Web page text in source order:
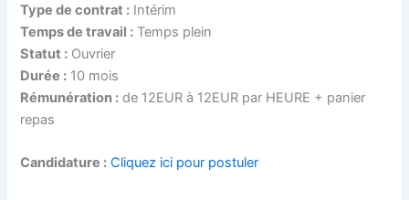
Type de contrat : Intérim
Temps de travail : Temps plein
Statut : Ouvrier
Durée : 10 mois
Rémunération : de 12EUR à 12EUR par HEURE + panier
repas
Candidature : Cliquez ici pour postuler